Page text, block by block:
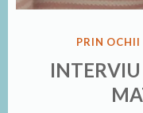
PUBLICAT
PRIN